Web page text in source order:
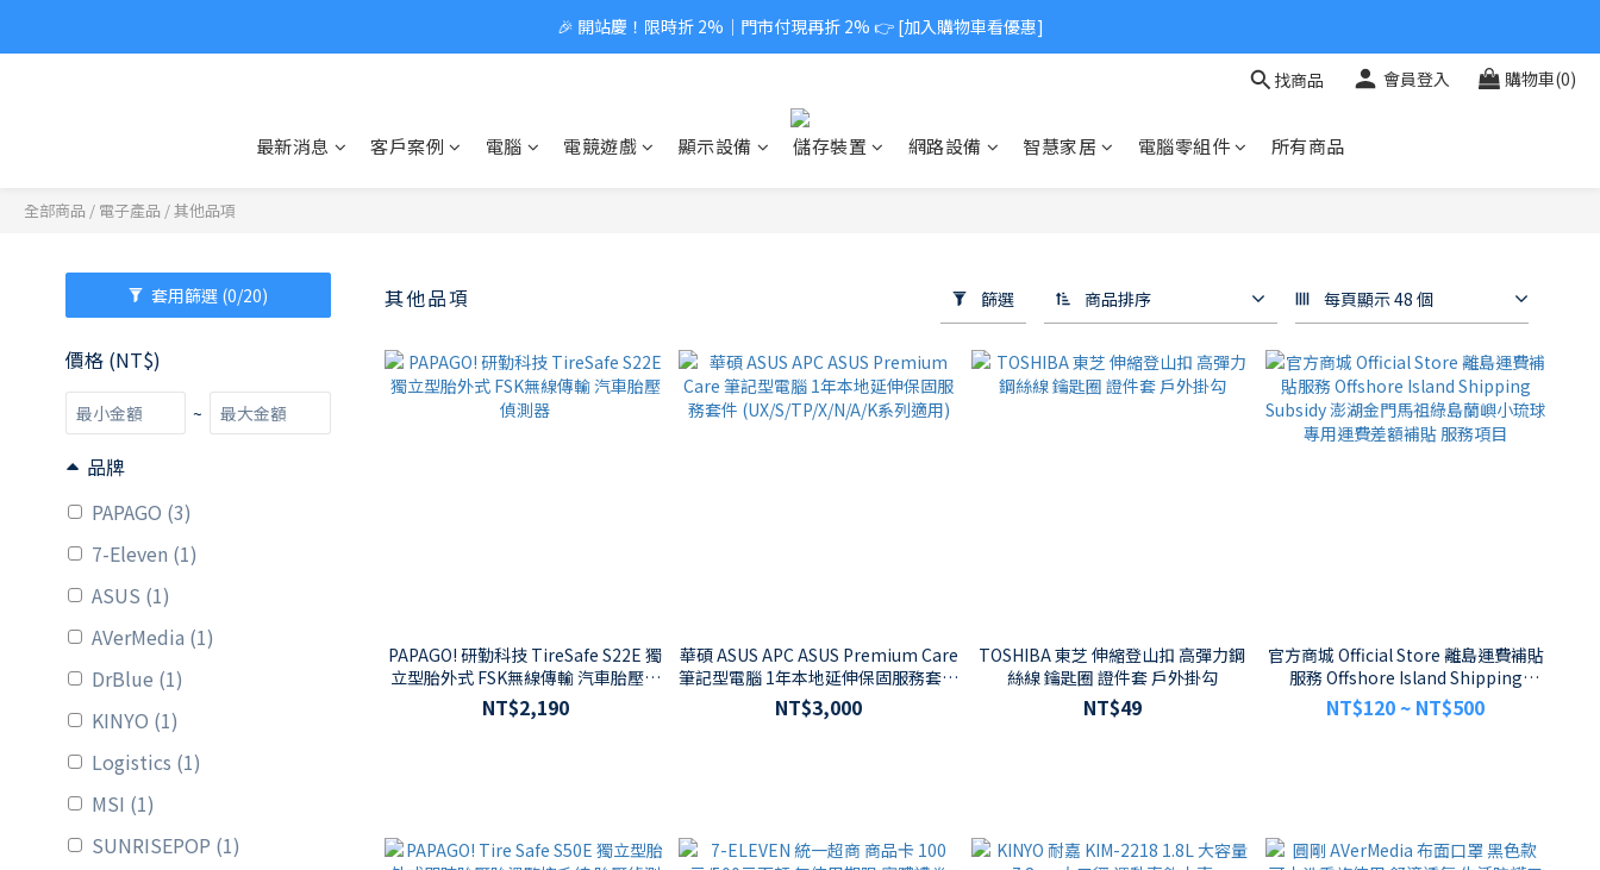
🎉 開站慶！限時折 2%｜門市付現再折 2% 👉 [加入購物車看優惠]
找商品 會員登入 購物車(0)
最新消息 客戶案例 電腦 電競遊戲 顯示設備 儲存裝置 網路設備 智慧家居 電腦零組件 所有商品
全部商品 / 電子產品 /其他品項
套用篩選 (0/20)
價格 (NT$)
~
品牌
PAPAGO (3)
7-Eleven (1)
ASUS (1)
AVerMedia (1)
DrBlue (1)
KINYO (1)
Logistics (1)
MSI (1)
SUNRISEPOP (1)
其他品項 篩選 商品排序 每頁顯示 48 個
PAPAGO! 研勤科技 TireSafe S22E 獨
立型胎外式 FSK無線傳輸 汽車胎壓偵
測器
NT$2,190
華碩 ASUS APC ASUS Premium Care
筆記型電腦 1年本地延伸保固服務套件
(UX/S/TP/X/N/A/K系列適用)
NT$3,000
TOSHIBA 東芝 伸縮登山扣 高彈力鋼
絲線 鑰匙圈 證件套 戶外掛勾
NT$49
官方商城 Official Store 離島運費補貼
服務 Offshore Island Shipping
Subsidy 澎湖金門馬祖綠島蘭嶼小琉球
專用運費差額補貼 服務項目
NT$120 ~ NT$500